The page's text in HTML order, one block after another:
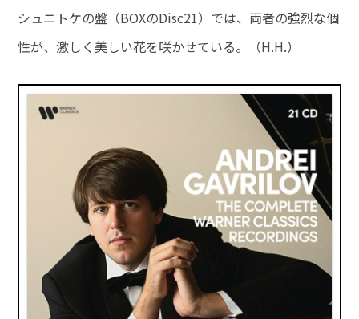
シュニトケの盤（BOXのDisc21）では、両者の強烈な個
性が、激しく美しい花を咲かせている。（H.H.）